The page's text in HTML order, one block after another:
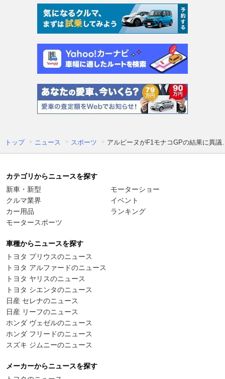
トップ ニュース スポーツ アルピーヌがF1モナコGPの結果に異
カテゴリからニュースを探す
新車・新型
クルマ業界
カー用品
モータースポーツ
モーターショー
イベント
ランキング
車種からニュースを探す
トヨタ プリウスのニュース
トヨタ アルファードのニュース
トヨタ ヤリスのニュース
トヨタ シエンタのニュース
日産 セレナのニュース
日産 リーフのニュース
ホンダ ヴェゼルのニュース
ホンダ フリードのニュース
スズキ ジムニーのニュース
メーカーからニュースを探す